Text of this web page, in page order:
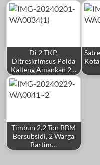
Di 2 TKP,
Ditreskrimsus Polda
Kalteng Amankan 2…
Timbun 2.2 Ton BBM
Bersubsidi, 2 Warga
Bartim…